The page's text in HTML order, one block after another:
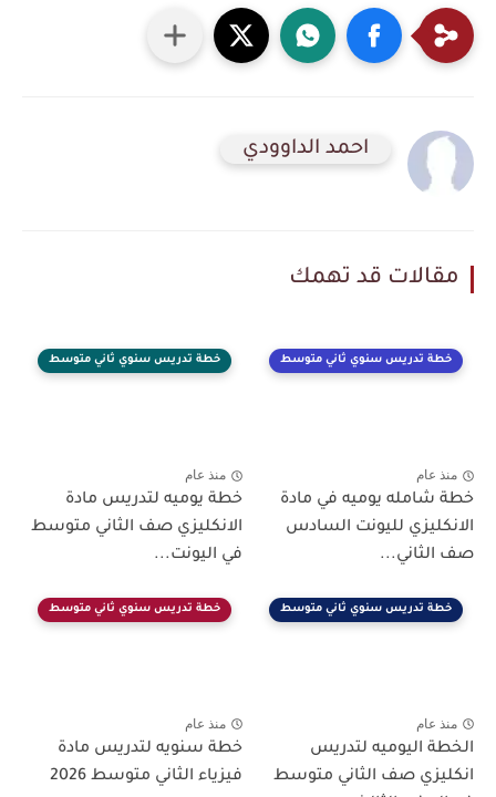
احمد الداوودي
مقالات قد تهمك
خطة تدريس سنوي ثاني متوسط
منذ عام
خطة شامله يوميه في مادة
الانكليزي لليونت السادس
صف الثاني...
خطة تدريس سنوي ثاني متوسط
منذ عام
خطة يوميه لتدريس مادة
الانكليزي صف الثاني متوسط
في اليونت...
خطة تدريس سنوي ثاني متوسط
منذ عام
الخطة اليوميه لتدريس
انكليزي صف الثاني متوسط
خطة تدريس سنوي ثاني متوسط
منذ عام
خطة سنويه لتدريس مادة
فيزياء الثاني متوسط 2026